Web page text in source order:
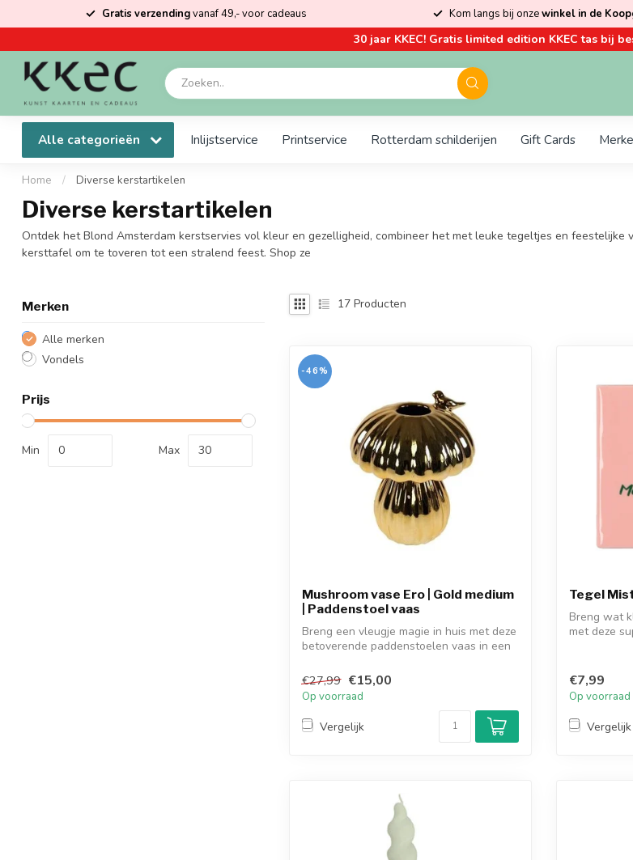
Gratis verzendingvanaf 49,- voor cadeaus Kom langs bij onzewinkel in de
30 jaar KKEC! Gratis limited edition KKEC tas bij
Alle categorieën Inlijstservice Printservice Rotterdam schilderijen Gift Cards
Home / Diverse kerstartikelen
Diverse kerstartikelen
Ontdek het Blond Amsterdam kerstservies vol kleur en gezelligheid, combineer het met leuke tegeltjes en
kersttafel om te toveren tot een stralend feest. Shop ze
Merken
Alle merken
Vondels
Prijs
Min Max
17 Producten
-46%
Mushroom vase Ero | Gold medium
| Paddenstoel vaas
Breng een vleugje magie in huis met deze
betoverende paddenstoelen vaas in een
€27,99 €15,00
Op voorraad
Vergelijk
Tegel
Breng wat
met deze
€7,99
Op voorraad
Vergelijk